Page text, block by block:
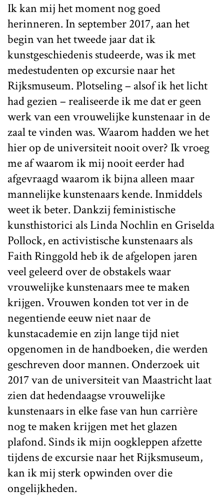
Ik kan mij het moment nog goed
herinneren. In september 2017, aan het
begin van het tweede jaar dat ik
kunstgeschiedenis studeerde, was ik met
medestudenten op excursie naar het
Rijksmuseum. Plotseling – alsof ik het licht
had gezien – realiseerde ik me dat er geen
werk van een vrouwelijke kunstenaar in de
zaal te vinden was. Waarom hadden we het
hier op de universiteit nooit over? Ik vroeg
me af waarom ik mij nooit eerder had
afgevraagd waarom ik bijna alleen maar
mannelijke kunstenaars kende. Inmiddels
weet ik beter. Dankzij feministische
kunsthistorici als Linda Nochlin en Griselda
Pollock, en activistische kunstenaars als
Faith Ringgold heb ik de afgelopen jaren
veel geleerd over de obstakels waar
vrouwelijke kunstenaars mee te maken
krijgen. Vrouwen konden tot ver in de
negentiende eeuw niet naar de
kunstacademie en zijn lange tijd niet
opgenomen in de handboeken, die werden
geschreven door mannen. Onderzoek uit
2017 van de universiteit van Maastricht laat
zien dat hedendaagse vrouwelijke
kunstenaars in elke fase van hun carrière
nog te maken krijgen met het glazen
plafond. Sinds ik mijn oogkleppen afzette
tijdens de excursie naar het Rijksmuseum,
kan ik mij sterk opwinden over die
ongelijkheden.